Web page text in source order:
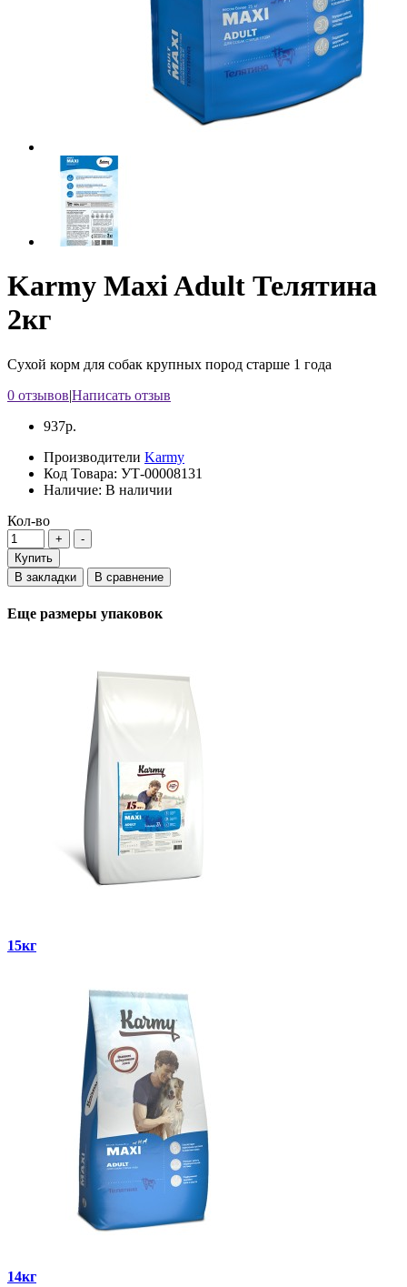
Karmy Maxi Adult Телятина
2кг
Сухой корм для собак крупных пород старше 1 года
0 отзывов|Написать отзыв
937р.
Производители Karmy
Код Товара: УТ-00008131
Наличие: В наличии
Кол-во
Купить
В закладки
В сравнение
Еще размеры упаковок
15кг
14кг